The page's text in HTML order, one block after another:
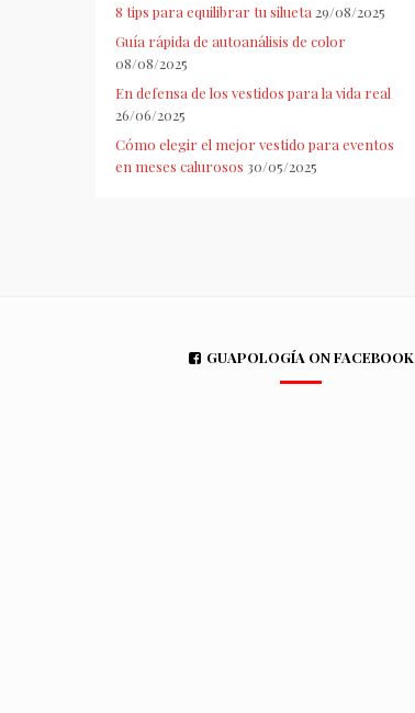
8 tips para equilibrar tu silueta 29/08/2025
Guía rápida de autoanálisis de color
08/08/2025
En defensa de los vestidos para la vida real
26/06/2025
Cómo elegir el mejor vestido para eventos
en meses calurosos 30/05/2025
GUAPOLOGÍA ON FACEBOOK